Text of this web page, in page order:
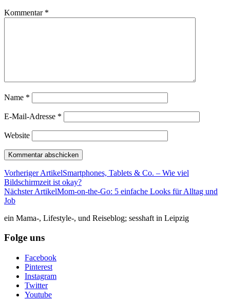
Kommentar *
Name *
E-Mail-Adresse *
Website
Vorheriger ArtikelSmartphones, Tablets & Co. – Wie viel
Bildschirmzeit ist okay?
Nächster ArtikelMom-on-the-Go: 5 einfache Looks für Alltag und
Job
ein Mama-, Lifestyle-, und Reiseblog; sesshaft in Leipzig
Folge uns
Facebook
Pinterest
Instagram
Twitter
Youtube